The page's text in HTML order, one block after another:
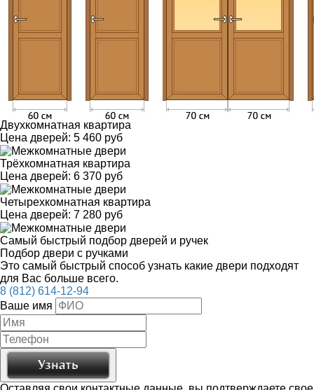
Двухкомнатная квартира
Цена дверей: 5 460 руб
Трёхкомнатная квартира
Цена дверей: 6 370 руб
Четырехкомнатная квартира
Цена дверей: 7 280 руб
Самый быстрый подбор дверей и ручек
Подбор двери с ручками
Это самый быстрый способ узнать какие двери подходят
для Вас больше всего.
8 (812) 614-12-94
Ваше имя